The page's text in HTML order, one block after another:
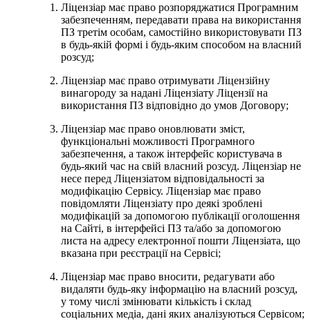
Ліцензіар має право розпоряджатися Програмним
забезпеченням, передавати права на використання
ПЗ третім особам, самостійно використовувати ПЗ
в будь-якій формі і будь-яким способом на власний
розсуд;
Ліцензіар має право отримувати Ліцензійну
винагороду за надані Ліцензіату Ліцензії на
використання ПЗ відповідно до умов Договору;
Ліцензіар має право оновлювати зміст,
функціональні можливості Програмного
забезпечення, а також інтерфейс користувача в
будь-який час на свій власний розсуд. Ліцензіар не
несе перед Ліцензіатом відповідальності за
модифікацію Сервісу. Ліцензіар має право
повідомляти Ліцензіату про деякі зроблені
модифікацій за допомогою публікації оголошення
на Сайті, в інтерфейсі ПЗ та/або за допомогою
листа на адресу електронної пошти Ліцензіата, що
вказана при реєстрації на Сервісі;
Ліцензіар має право вносити, редагувати або
видаляти будь-яку інформацію на власний розсуд,
у тому числі змінювати кількість і склад
соціальних медіа, дані яких аналізуються Сервісом;